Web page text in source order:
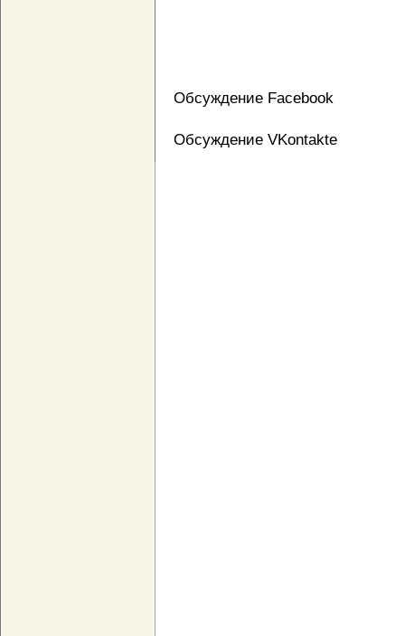
Обсуждение Facebook
Обсуждение VKontakte